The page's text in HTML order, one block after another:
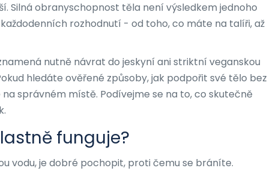
Silná obranyschopnost těla není výsledkem jednoho
rozhodnutí - od toho, co máte na talíři, až
nutně návrat do jeskyní ani striktní veganskou
hledáte ověřené způsoby, jak podpořit své tělo bez
správném místě. Podívejme se na to, co skutečně
funguje?
vodu, je dobré pochopit, proti čemu se bráníte.